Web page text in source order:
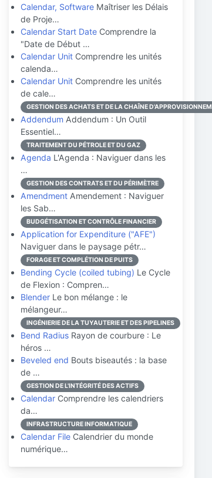
Calendar, Software Maîtriser les Délais
de Proje…
Calendar Start Date Comprendre la
"Date de Début …
Calendar Unit Comprendre les unités
calenda…
Calendar Unit Comprendre les unités
de cale…
GESTION DES ACHATS ET DE LA CHAÎNE
Addendum Addendum : Un Outil
Essentiel…
TRAITEMENT DU PÉTROLE ET DU GAZ
Agenda L'Agenda : Naviguer dans les
…
GESTION DES CONTRATS ET DU PÉRIMÈTRE
Amendment Amendement : Naviguer
les Sab…
BUDGÉTISATION ET CONTRÔLE FINANCIER
Application for Expenditure ("AFE")
Naviguer dans le paysage pétr…
FORAGE ET COMPLÉTION DE PUITS
Bending Cycle (coiled tubing) Le Cycle
de Flexion : Compren…
Blender Le bon mélange : le
mélangeur…
INGÉNIERIE DE LA TUYAUTERIE ET DES PIPELINES
Bend Radius Rayon de courbure : Le
héros …
Beveled end Bouts biseautés : la base
de …
GESTION DE L'INTÉGRITÉ DES ACTIFS
Calendar Comprendre les calendriers
da…
INFRASTRUCTURE INFORMATIQUE
Calendar File Calendrier du monde
numérique…